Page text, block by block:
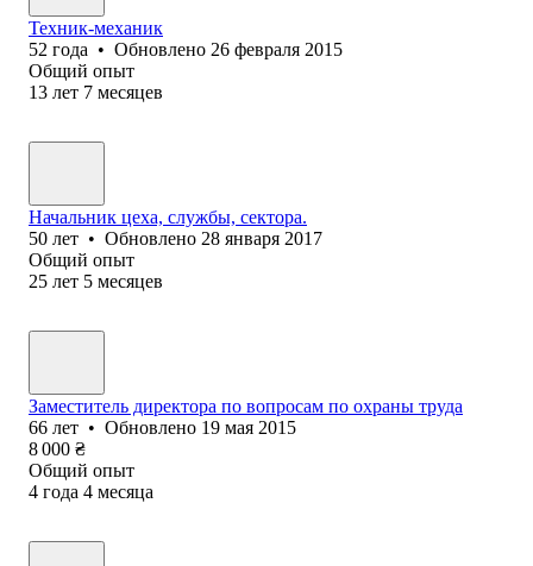
Техник-механик
52 года • Обновлено 26 февраля 2015
Общий опыт
13 лет 7 месяцев
Начальник цеха, службы, сектора.
50 лет • Обновлено 28 января 2017
Общий опыт
25 лет 5 месяцев
Заместитель директора по вопросам по охраны труда
66 лет • Обновлено 19 мая 2015
8 000 ₴
Общий опыт
4 года 4 месяца